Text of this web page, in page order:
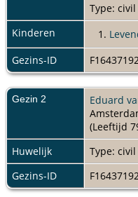
Type: civil
Kinderen
1.
Gezins-ID
Gezin 2 Eduard
(Leeftijd
Huwelijk
Type: civil
Gezins-ID